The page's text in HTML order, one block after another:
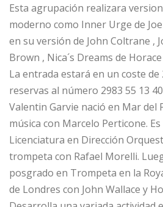
Esta agrupación realizara
moderno como Inner Urge de
en su versión de John Coltrane ,
Brown , Nica´s Dreams de
La entrada estará en un coste de
reservas al número 2983 55 13 40
Valentin Garvie nació en Mar del
música con Marcelo Perticone.
Licenciatura en Dirección
trompeta con Rafael Morelli.
posgrado en Trompeta en la
de Londres con John Wallace y